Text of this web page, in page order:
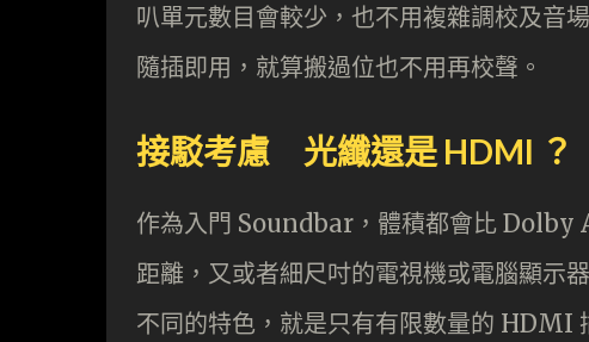
叭單元數目會較少，也不用複雜調校及音
隨插即用，就算搬過位也不用再校聲。
接駁考慮 光纖還是 HDMI ？
作為入門 Soundbar，體積都會比 Dolby
距離，又或者細尺吋的電視機或電腦顯
不同的特色，就是只有有限數量的 HDMI